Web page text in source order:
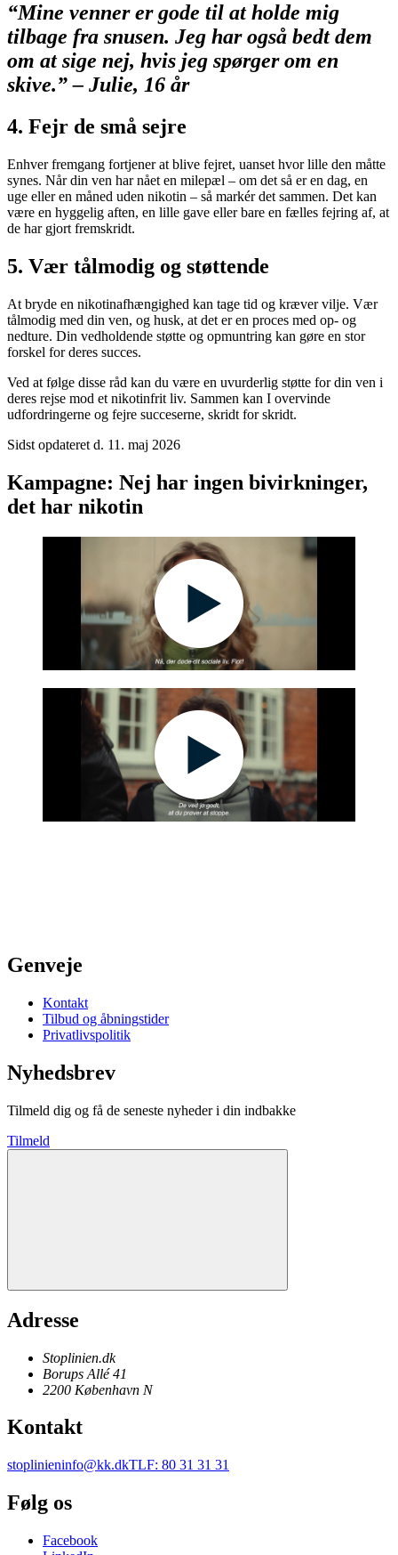
“Mine venner er gode til at holde mig
tilbage fra snusen. Jeg har også bedt dem
om at sige nej, hvis jeg spørger om en
skive.” – Julie, 16 år
4. Fejr de små sejre
Enhver fremgang fortjener at blive fejret, uanset hvor lille den måtte
synes. Når din ven har nået en milepæl – om det så er en dag, en
uge eller en måned uden nikotin – så markér det sammen. Det kan
være en hyggelig aften, en lille gave eller bare en fælles fejring af, at
de har gjort fremskridt.
5. Vær tålmodig og støttende
At bryde en nikotinafhængighed kan tage tid og kræver vilje. Vær
tålmodig med din ven, og husk, at det er en proces med op- og
nedture. Din vedholdende støtte og opmuntring kan gøre en stor
forskel for deres succes.
Ved at følge disse råd kan du være en uvurderlig støtte for din ven i
deres rejse mod et nikotinfrit liv. Sammen kan I overvinde
udfordringerne og fejre succeserne, skridt for skridt.
Sidst opdateret d. 11. maj 2026
Kampagne: Nej har ingen bivirkninger,
det har nikotin
Genveje
Kontakt
Tilbud og åbningstider
Privatlivspolitik
Nyhedsbrev
Tilmeld dig og få de seneste nyheder i din indbakke
Tilmeld
Adresse
Stoplinien.dk
Borups Allé 41
2200 København N
Kontakt
stoplinieninfo@kk.dkTLF: 80 31 31 31
Følg os
Facebook